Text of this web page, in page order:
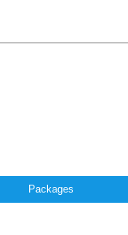
Packages